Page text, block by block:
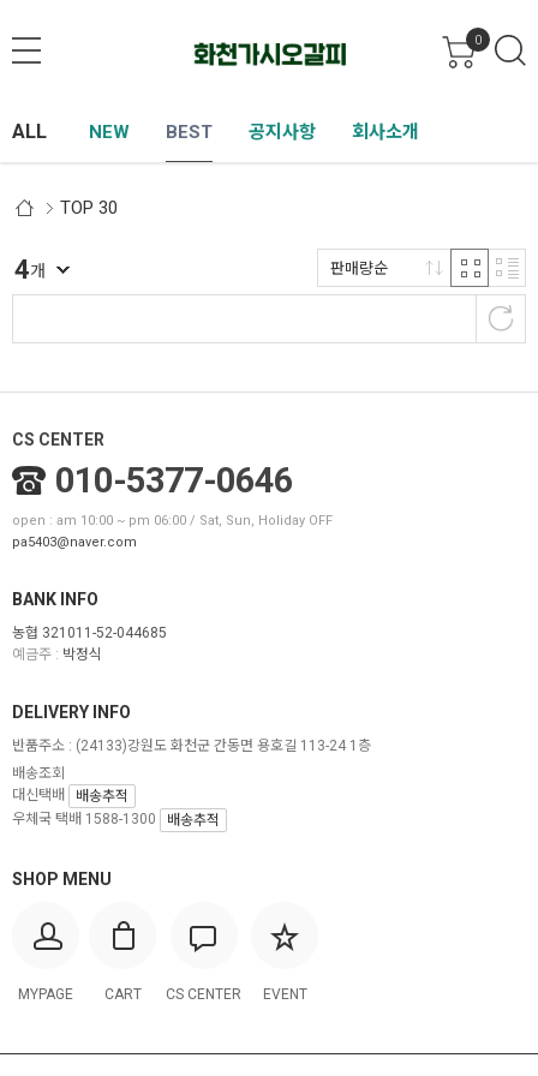
0
ALL NEW BEST 공지사항 회사소개
TOP 30
4개 판매량순
CS CENTER
010-5377-0646
open : am 10:00 ~ pm 06:00 / Sat, Sun, Holiday OFF
pa5403@naver.com
BANK INFO
농협 321011-52-044685
예금주 : 박정식
SHOP MENU
MYPAGE CART CS CENTER EVENT
DELIVERY INFO
반품주소 : (24133)강원도 화천군 간동면 용호길 113-24 1층
배송조회
대신택배
배송추적
우체국 택배 1588-1300
배송추적